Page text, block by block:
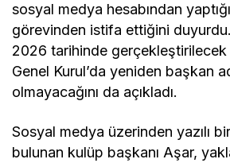
sosyal medya hesabından
görevinden istifa ettiğini
2026 tarihinde gerçekleştirilecek
Genel Kurul’da yeniden başkan
olmayacağını da açıkladı.
Sosyal medya üzerinden yazılı
bulunan kulüp başkanı Aşar,